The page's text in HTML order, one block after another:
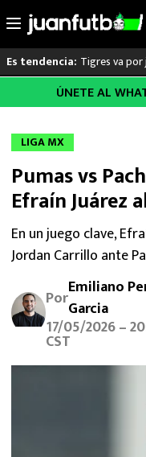
al
Es tendencia: Tigres va
LO ÚLTIMO
LIGA MX
RAYADOS
ATLANTE
SELECCIÓN MEXICANA
FUTBOL
MEXICANOS EN EL
ÚNETE AL
LIGA MX
Pumas vs
Efraín Juárez
En un juego clave,
Jordan Carrillo ante
PorEmiliano
Garcia
17/05/2026 –
CST